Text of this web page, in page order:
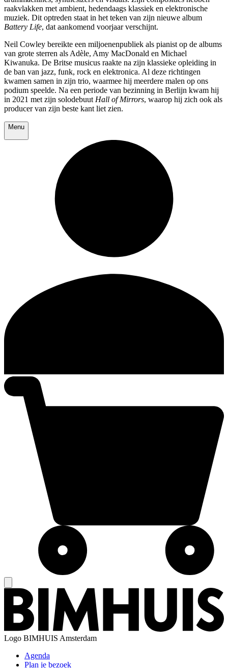
raakvlakken met ambient, hedendaags klassiek en elektronische
muziek. Dit optreden staat in het teken van zijn nieuwe album
Battery Life, dat aankomend voorjaar verschijnt.
Neil Cowley bereikte een miljoenenpubliek als pianist op de albums
van grote sterren als Adèle, Amy MacDonald en Michael
Kiwanuka. De Britse musicus raakte na zijn klassieke opleiding in
de ban van jazz, funk, rock en elektronica. Al deze richtingen
kwamen samen in zijn trio, waarmee hij meerdere malen op ons
podium speelde. Na een periode van bezinning in Berlijn kwam hij
in 2021 met zijn solodebuut Hall of Mirrors, waarop hij zich ook als
producer van zijn beste kant liet zien.
Menu
Logo BIMHUIS Amsterdam
Agenda
Plan je bezoek